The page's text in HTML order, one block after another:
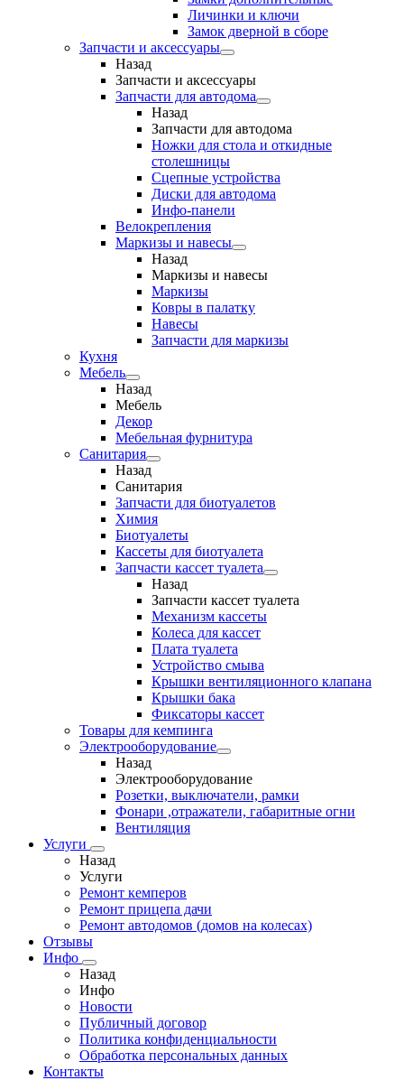
Личинки и ключи
Замок дверной в сборе
Запчасти и аксессуары
Назад
Запчасти и аксессуары
Запчасти для автодома
Назад
Запчасти для автодома
Ножки для стола и откидные
столешницы
Сцепные устройства
Диски для автодома
Инфо-панели
Велокрепления
Маркизы и навесы
Назад
Маркизы и навесы
Маркизы
Ковры в палатку
Навесы
Запчасти для маркизы
Кухня
Мебель
Назад
Мебель
Декор
Мебельная фурнитура
Санитария
Назад
Санитария
Запчасти для биотуалетов
Химия
Биотуалеты
Кассеты для биотуалета
Запчасти кассет туалета
Назад
Запчасти кассет туалета
Механизм кассеты
Колеса для кассет
Плата туалета
Устройство смыва
Крышки вентиляционного клапана
Крышки бака
Фиксаторы кассет
Товары для кемпинга
Электрооборудование
Назад
Электрооборудование
Розетки, выключатели, рамки
Фонари ,отражатели, габаритные огни
Вентиляция
Услуги
Назад
Услуги
Ремонт кемперов
Ремонт прицепа дачи
Ремонт автодомов (домов на колесах)
Отзывы
Инфо
Назад
Инфо
Новости
Публичный договор
Политика конфиденциальности
Обработка персональных данных
Контакты